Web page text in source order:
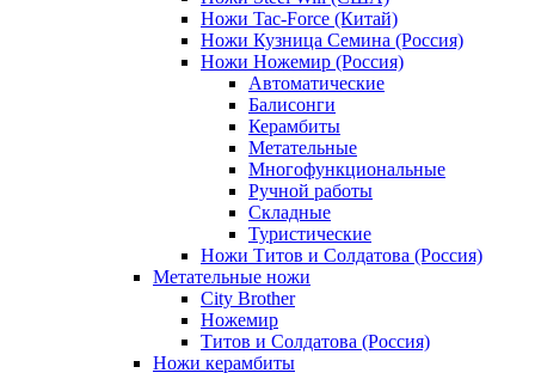
Ножи Tac-Force (Китай)
Ножи Кузница Семина (Россия)
Ножи Ножемир (Россия)
Автоматические
Балисонги
Керамбиты
Метательные
Многофункциональные
Ручной работы
Складные
Туристические
Ножи Титов и Солдатова (Россия)
Метательные ножи
City Brother
Ножемир
Титов и Солдатова (Россия)
Ножи керамбиты